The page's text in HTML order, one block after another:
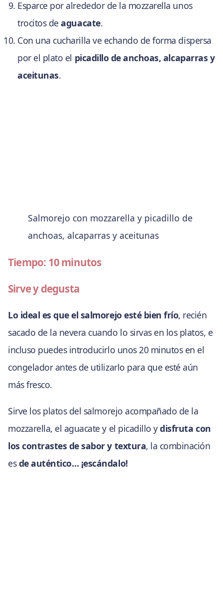
Esparce por alrededor de la mozzarella unos
trocitos deaguacate.
Con una cucharilla ve echando de forma dispersa
por el plato el picadillo de anchoas, alcaparras y
aceitunas.
Salmorejo con mozzarella y picadillo de
anchoas, alcaparras y aceitunas
Tiempo: 10 minutos
Sirve y degusta
Lo ideal es que el salmorejo esté bien frío, recién
sacado de la nevera cuando lo sirvas en los platos, e
incluso puedes introducirlo unos 20 minutos en el
congelador antes de utilizarlo para que esté aún
más fresco.
Sirve los platos del salmorejo acompañado de la
mozzarella, el aguacate y el picadillo ydisfruta con
los contrastes de sabor y textura, la combinación
esde auténtico… ¡escándalo!